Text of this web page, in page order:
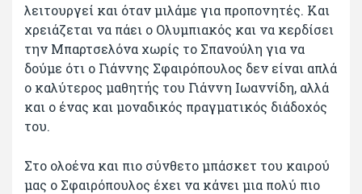
λειτουργεί και όταν μιλάμε για προπονητές. Και
χρειάζεται να πάει ο Ολυμπιακός και να κερδίσει
την Μπαρτσελόνα χωρίς το Σπανούλη για να
δούμε ότι ο Γιάννης Σφαιρόπουλος δεν είναι απλά
ο καλύτερος μαθητής του Γιάννη Ιωαννίδη, αλλά
και ο ένας και μοναδικός πραγματικός διάδοχός
του.
Στο ολοένα και πιο σύνθετο μπάσκετ του καιρού
μας ο Σφαιρόπουλος έχει να κάνει μια πολύ πιο